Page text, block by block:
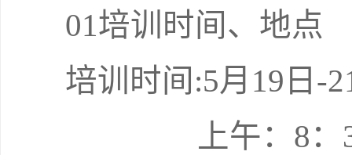
01培训时间、地点
培训时间:5月19日-
上午：8：